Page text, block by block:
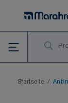
Startseite /